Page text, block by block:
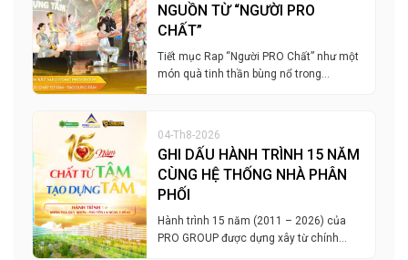
NGUỒN TỪ “NGƯỜI PRO
CHẤT”
Tiết mục Rap “Người PRO Chất” như một
món quà tinh thần bùng nổ trong…
04-Th8-2026
GHI DẤU HÀNH TRÌNH 15 NĂM
CÙNG HỆ THỐNG NHÀ PHÂN
PHỐI
Hành trình 15 năm (2011 – 2026) của
PRO GROUP được dựng xây từ chính…